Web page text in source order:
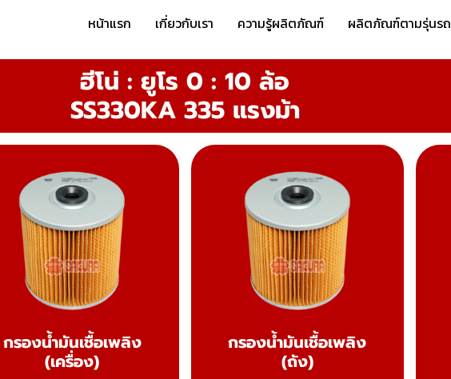
หน้าแรก เกี่ยวกับเรา ความรู้ผลิตภัณฑ์ ผลิตภัณฑ์ตามรุ่นรถ
ฮีโน่ : ยูโร 0 : 10 ล้อ
SS330KA 335 แรงม้า
กรองน้ำมันเชื้อเพลิง
(เครื่อง)
กรองน้ำมันเชื้อเพลิง
(ถัง)